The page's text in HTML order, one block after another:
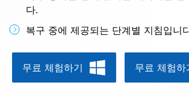
공식 설치 파일 및 최신 버전 업데이트를 제공
리소스 허브
iOS26 다운그레이드
다.
복구 중에 제공되는 단계별 지침입니
무료 체험하기 무료 체험하